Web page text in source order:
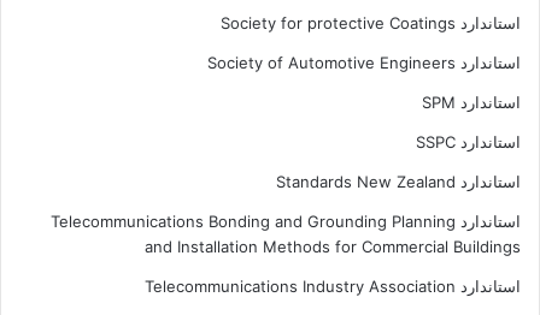
استاندارد Society for protective Coatings
استاندارد Society of Automotive Engineers
استاندارد SPM
استاندارد SSPC
استاندارد Standards New Zealand
استاندارد Telecommunications Bonding and Grounding Planning
and Installation Methods for Commercial Buildings
استاندارد Telecommunications Industry Association